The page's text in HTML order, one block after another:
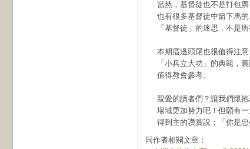
當然，基督徒也不是打包
也有很多基督徒中箭下馬
「基督徒」的迷思，不是
本期厝邊頭尾也很值得注
「小兵立大功」的典範，
值得教會參考。
親愛的讀者們？讓我們懷
場域更加努力吧！但願有
得到主的讚賞說：「你是忠
同作者相關文章：